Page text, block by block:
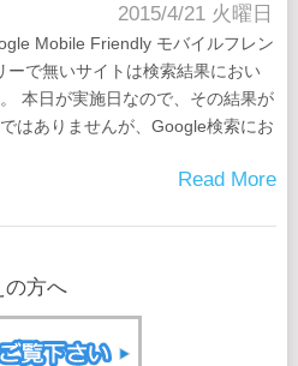
2015/4/21 火曜日
Mobile Friendly モバイルフレン
ーで無いサイトは検索結果におい
本日が実施日なので、その結果が
はありませんが、Google検索にお
Read More
の方へ